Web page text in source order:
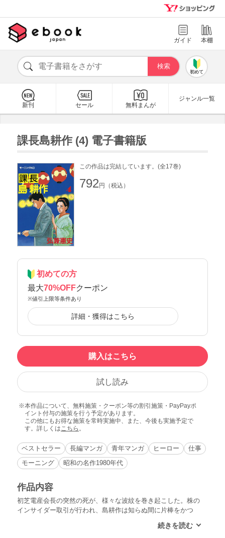
ガイド 本棚
初めて
新刊 セール 無料まんが
ジャンル一覧
課長島耕作 (4) 電子書籍版
この作品は完結しています。(全17巻)
792 円（税込）
初めての方
最大70%OFFクーポン
※値引上限等条件あり
詳細・獲得はこちら
購入はこちら
試し読み
本作品について、無料施策・クーポン等の割引施策・PayPayポ
イント付与の施策を行う予定があります。
この他にもお得な施策を常時実施中、また、今後も実施予定で
す。詳しくはこちら 。
ベストセラー 長編マンガ 青年マンガ ヒーロー
仕事
モーニング
昭和の名作1980年代
作品内容
初芝電産会長の突然の死が、様々な波紋を巻き起こした。株の
インサイダー取引が行われ、島耕作は知らぬ間に片棒をかつ
後任争いの中でも、大泉派からの誘いをけった。そんな島を大